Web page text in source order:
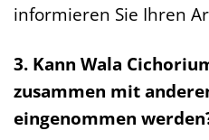
informieren Sie Ihren
3. Kann Wala
zusammen mit
eingenommen